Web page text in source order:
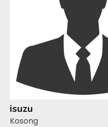
isuzu
Kosong